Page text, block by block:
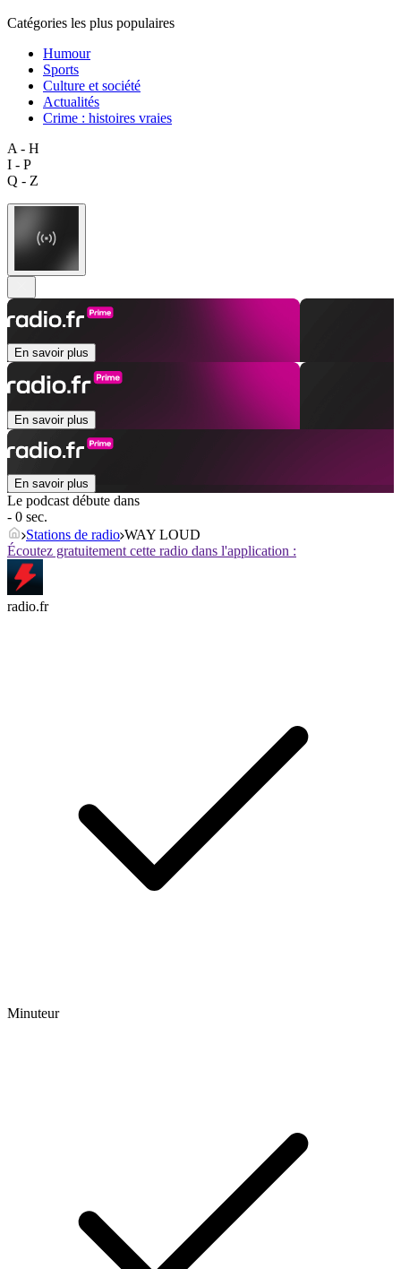
Catégories les plus populaires
Humour
Sports
Culture et société
Actualités
Crime : histoires vraies
A - H
I - P
Q - Z
En savoir plus
En savoir plus
En savoir plus
Le podcast débute dans
- 0 sec.
Stations de radio WAY LOUD
Écoutez gratuitement cette radio dans l'application :
radio.fr
Minuteur